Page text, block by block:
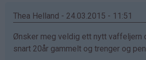
Thea Helland - 24.03.2015 - 11:51
Ønsker meg veldig ett nytt vaffeljern
snart 20år gammelt og trenger og